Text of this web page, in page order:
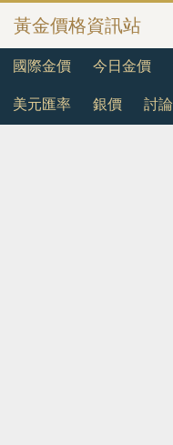
黃金價格資訊站
國際金價 今日金價
美元匯率 銀價 討